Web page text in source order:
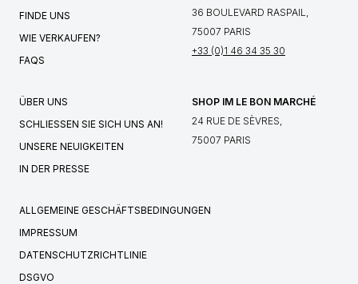
FINDE UNS
WIE VERKAUFEN?
FAQS
36 BOULEVARD RASPAIL,
75007 PARIS
+33 (0)1 46 34 35 30
ÜBER UNS
SCHLIESSEN SIE SICH UNS AN!
UNSERE NEUIGKEITEN
IN DER PRESSE
SHOP IM LE BON MARCHÉ
24 RUE DE SÈVRES,
75007 PARIS
ALLGEMEINE GESCHÄFTSBEDINGUNGEN
IMPRESSUM
DATENSCHUTZRICHTLINIE
DSGVO